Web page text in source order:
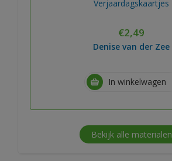
Verjaardagskaartjes
€2,49
Denise van der Zee
In winkelwagen
Bekijk alle materialen